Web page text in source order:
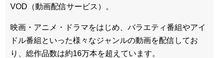
VOD（動画配信サービス）。
映画・アニメ・ドラマをはじめ、バラエティ番組やアイ
ドル番組といった様々なジャンルの動画を配信してお
り、総作品数は約16万本を超えています。